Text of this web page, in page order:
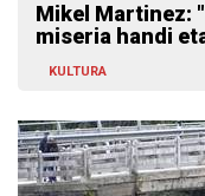
Mikel Martinez:
miseria handi
KULTURA